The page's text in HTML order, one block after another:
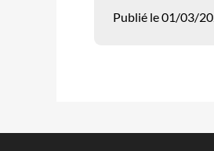
Publié le 01/03/